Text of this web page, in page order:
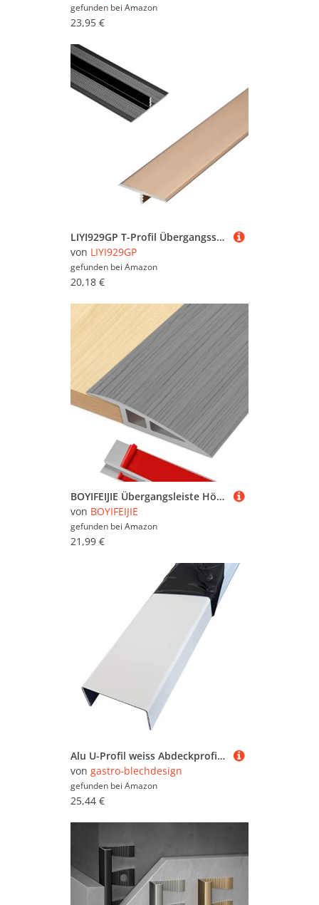
gefunden bei Amazon
23,95 €
LIYI929GP T-Profil Übergangsschiene Übergangsprofil Breite 15 20 33 40mm, Bodenübergangsstreifen Dauerhaft Aluminium Ausgleichsprofil Schwarz Weiß Gold, Bodenleiste Türleiste Türschwellen Leiste
von LIYI929GP
gefunden bei Amazon
20,18 €
BOYIFEIJIE Übergangsleiste Höhenausgleich | 2M x 5cm PVC Übergangsprofil Selbstklebend | Türschwellen Leiste Höhenausgleich von 5–10mm | Übergangsleiste Boden für Laminat, Fliesen (Grau Holz)
von BOYIFEIJIE
gefunden bei Amazon
21,99 €
Alu U-Profil weiss Abdeckprofil aus 1,5mm Aluminium Verkehrsweiß RAL 9016 Einfassprofil Kantenprofil Abschlussprofil Aluminiumschienen Aluschiene Schenkelinnenmaß: 20 x 60 x 20 mm Länge: 2000 mm
von gastro-blechdesign
gefunden bei Amazon
25,44 €